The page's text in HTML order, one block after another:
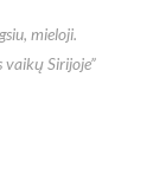
mieloji.
Sirijoje”